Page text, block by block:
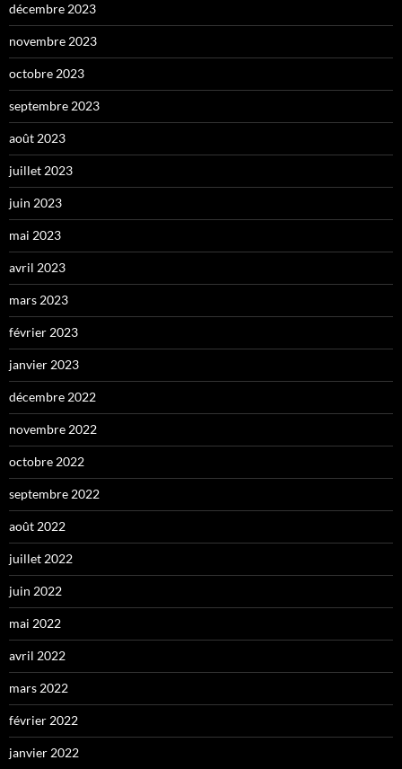
décembre 2023
novembre 2023
octobre 2023
septembre 2023
août 2023
juillet 2023
juin 2023
mai 2023
avril 2023
mars 2023
février 2023
janvier 2023
décembre 2022
novembre 2022
octobre 2022
septembre 2022
août 2022
juillet 2022
juin 2022
mai 2022
avril 2022
mars 2022
février 2022
janvier 2022